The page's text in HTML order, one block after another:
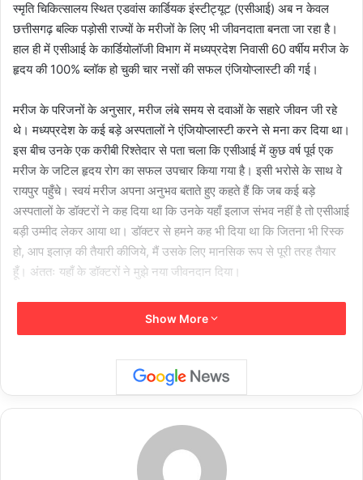
स्मृति चिकित्सालय स्थित एडवांस कार्डियक इंस्टीट्यूट (एसीआई) अब न केवल
छत्तीसगढ़ बल्कि पड़ोसी राज्यों के मरीजों के लिए भी जीवनदाता बनता जा रहा है।
हाल ही में एसीआई के कार्डियोलॉजी विभाग में मध्यप्रदेश निवासी 60 वर्षीय मरीज के
हृदय की 100% ब्लॉक हो चुकी चार नसों की सफल एंजियोप्लास्टी की गई।
मरीज के परिजनों के अनुसार, मरीज लंबे समय से दवाओं के सहारे जीवन जी रहे
थे। मध्यप्रदेश के कई बड़े अस्पतालों ने एंजियोप्लास्टी करने से मना कर दिया था।
इस बीच उनके एक करीबी रिश्तेदार से पता चला कि एसीआई में कुछ वर्ष पूर्व एक
मरीज के जटिल हृदय रोग का सफल उपचार किया गया है। इसी भरोसे के साथ वे
रायपुर पहुँचे। स्वयं मरीज अपना अनुभव बताते हुए कहते हैं कि जब कई बड़े
अस्पतालों के डॉक्टरों ने कह दिया था कि उनके यहाँ इलाज संभव नहीं है तो एसीआई
बड़ी उम्मीद लेकर आया था। डॉक्टर से हमने कह भी दिया था कि जितना भी रिस्क
हो, आप इलाज़ की तैयारी कीजिये, मैं उसके लिए मानसिक रूप से पूरी तरह तैयार
हूँ। अंततः यहाँ के डॉक्टरों ने मुझे नया जीवनदान दिया।
कार्डियोलॉजी विभागाध्यक्ष डॉ. स्मित श्रीवास्तव के नेतृत्व में हुई इस प्रक्रिया में
राइट फीमोरल एंजियोप्लास्टी के जरिए मरीज की ब्लॉक नसों को खोला गया।
डॉ. श्रीवास्तव ने बताया कि पाँच वर्ष पूर्व भी मध्यप्रदेश से आए एक मरीज की सफल
लेजर एंजियोप्लास्टी की गई थी। इस बार भी कठोर ब्लॉकेज को देखते हुए लेजर की
तैयारी की गई थी, किंतु सौभाग्य से सामान्य एंजियोप्लास्टी से ही सफल परिणाम मिल
गये। डीन डॉ. विवेक चौधरी ने मरीज की स्थिति को देखते हुए विभाग को अतिशीघ्र
एंजियोप्लास्टी करने के निर्देश दिये।
Show More